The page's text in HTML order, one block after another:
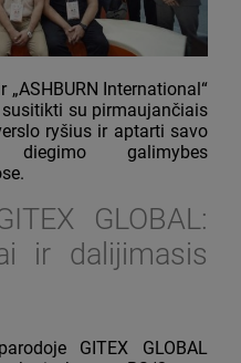
International“
su pirmaujančiais
ryšius ir aptarti savo
diegimo galimybes
GLOBAL:
ir dalijimasis
GITEX GLOBAL